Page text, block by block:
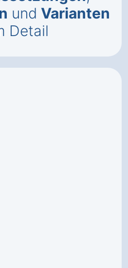
und Varianten
Detail